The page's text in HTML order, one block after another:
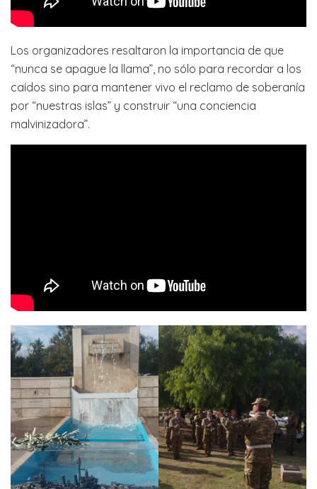
Los organizadores resaltaron la importancia de que
“nunca se apague la llama”, no sólo para recordar a los
caídos sino para mantener vivo el reclamo de soberanía
por “nuestras islas” y construir “una conciencia
malvinizadora”.